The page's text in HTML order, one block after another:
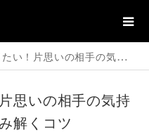
の相手の気持ちを占いで読み解くコツ
思いの相手の気持
解くコツ